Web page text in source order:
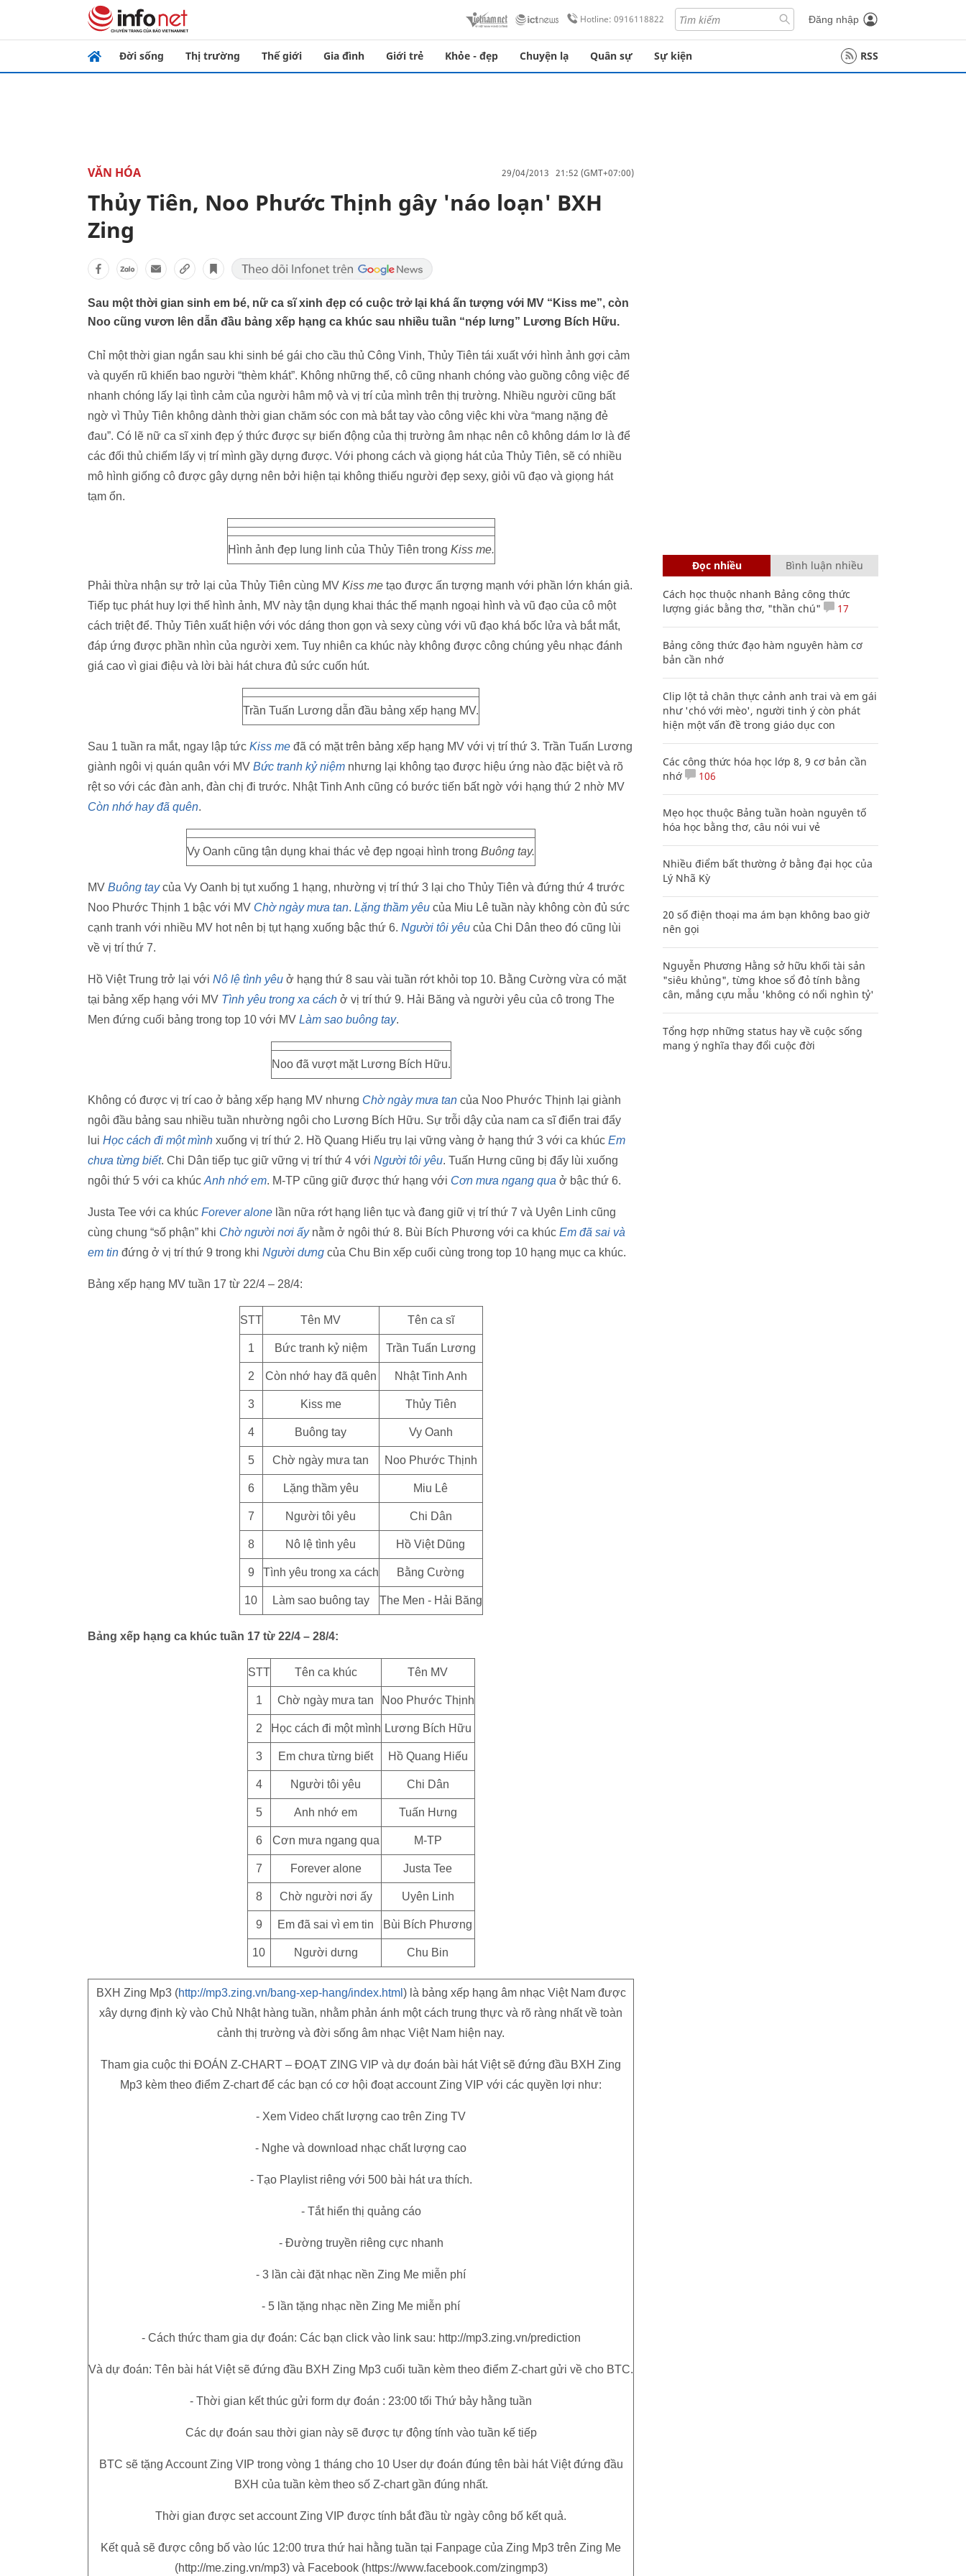
Hotline: 0916118822 Đăng nhập
Đời sống Thị trường Thế giới Gia đình Giới trẻ Khỏe - đẹp Chuyện lạ Quân sự Sự kiện RSS
VĂN HÓA 29/04/2013 21:52 (GMT+07:00)
Thủy Tiên, Noo Phước Thịnh gây 'náo loạn' BXH
Zing
Sau một thời gian sinh em bé, nữ ca sĩ xinh đẹp có cuộc trở lại khá ấn tượng với MV “Kiss me”, còn
Noo cũng vươn lên dẫn đầu bảng xếp hạng ca khúc sau nhiều tuần “nép lưng” Lương Bích Hữu.
Chỉ một thời gian ngắn sau khi sinh bé gái cho cầu thủ Công Vinh, Thủy Tiên tái xuất với hình ảnh gợi cảm
và quyến rũ khiến bao người “thèm khát”. Không những thế, cô cũng nhanh chóng vào guồng công việc để
nhanh chóng lấy lại tình cảm của người hâm mộ và vị trí của mình trên thị trường. Nhiều người cũng bất
ngờ vì Thủy Tiên không dành thời gian chăm sóc con mà bắt tay vào công việc khi vừa “mang nặng đẻ
đau”. Có lẽ nữ ca sĩ xinh đẹp ý thức được sự biến động của thị trường âm nhạc nên cô không dám lơ là để
các đối thủ chiếm lấy vị trí mình gầy dựng được. Với phong cách và giọng hát của Thủy Tiên, sẽ có nhiều
mô hình giống cô được gây dựng nên bởi hiện tại không thiếu người đẹp sexy, giỏi vũ đạo và giọng hát
tạm ổn.
Hình ảnh đẹp lung linh của Thủy Tiên trong Kiss me.
Phải thừa nhận sự trở lại của Thủy Tiên cùng MV Kiss me tạo được ấn tượng mạnh với phần lớn khán giả.
Tiếp tục phát huy lợi thế hình ảnh, MV này tận dụng khai thác thế mạnh ngoại hình và vũ đạo của cô một
cách triệt để. Thủy Tiên xuất hiện với vóc dáng thon gọn và sexy cùng với vũ đạo khá bốc lửa và bắt mắt,
đáp ứng được phần nhìn của người xem. Tuy nhiên ca khúc này không được công chúng yêu nhạc đánh
giá cao vì giai điệu và lời bài hát chưa đủ sức cuốn hút.
Trần Tuấn Lương dẫn đầu bảng xếp hạng MV.
Sau 1 tuần ra mắt, ngay lập tức Kiss me đã có mặt trên bảng xếp hạng MV với vị trí thứ 3. Trần Tuấn Lương
giành ngôi vị quán quân với MV Bức tranh kỷ niệm nhưng lại không tạo được hiệu ứng nào đặc biệt và rõ
rệt so với các đàn anh, đàn chị đi trước. Nhật Tinh Anh cũng có bước tiến bất ngờ với hạng thứ 2 nhờ MV
Còn nhớ hay đã quên.
Vy Oanh cũng tận dụng khai thác vẻ đẹp ngoại hình trong Buông tay.
MV Buông taycủa Vy Oanh bị tụt xuống 1 hạng, nhường vị trí thứ 3 lại cho Thủy Tiên và đứng thứ 4 trước
Noo Phước Thịnh 1 bậc với MV Chờ ngày mưa tan. Lặng thầm yêu của Miu Lê tuần này không còn đủ sức
cạnh tranh với nhiều MV hot nên bị tụt hạng xuống bậc thứ 6. Người tôi yêu của Chi Dân theo đó cũng lùi
về vị trí thứ 7.
Hồ Việt Trung trở lại với Nô lệ tình yêu ở hạng thứ 8 sau vài tuần rớt khỏi top 10. Bằng Cường vừa có mặt
tại bảng xếp hạng với MV Tình yêu trong xa cách ở vị trí thứ 9. Hải Băng và người yêu của cô trong The
Men đứng cuối bảng trong top 10 với MV Làm sao buông tay.
Noo đã vượt mặt Lương Bích Hữu.
Không có được vị trí cao ở bảng xếp hạng MV nhưng Chờ ngày mưa tan của Noo Phước Thịnh lại giành
ngôi đầu bảng sau nhiều tuần nhường ngôi cho Lương Bích Hữu. Sự trỗi dậy của nam ca sĩ điển trai đẩy
lui Học cách đi một mình xuống vị trí thứ 2. Hồ Quang Hiếu trụ lại vững vàng ở hạng thứ 3 với ca khúc Em
chưa từng biết. Chi Dân tiếp tục giữ vững vị trí thứ 4 với Người tôi yêu. Tuấn Hưng cũng bị đẩy lùi xuống
ngôi thứ 5 với ca khúc Anh nhớ em. M-TP cũng giữ được thứ hạng với Cơn mưa ngang qua ở bậc thứ 6.
Justa Tee với ca khúc Forever alone lần nữa rớt hạng liên tục và đang giữ vị trí thứ 7 và Uyên Linh cũng
cùng chung “số phận” khi Chờ người nơi ấynằm ở ngôi thứ 8. Bùi Bích Phương với ca khúc Em đã sai và
em tin đứng ở vị trí thứ 9 trong khi Người dưng của Chu Bin xếp cuối cùng trong top 10 hạng mục ca khúc.
Bảng xếp hạng MV tuần 17 từ 22/4 – 28/4:
STT Tên MV Tên ca sĩ
1 Bức tranh kỷ niệm Trần Tuấn Lương
2 Còn nhớ hay đã quên Nhật Tinh Anh
3 Kiss me Thủy Tiên
4 Buông tay Vy Oanh
5 Chờ ngày mưa tan Noo Phước Thịnh
6 Lặng thầm yêu Miu Lê
7 Người tôi yêu Chi Dân
8 Nô lệ tình yêu Hồ Việt Dũng
9 Tình yêu trong xa cách Bằng Cường
10 Làm sao buông tay The Men - Hải Băng
Bảng xếp hạng ca khúc tuần 17 từ 22/4 – 28/4:
STT Tên ca khúc Tên MV
1 Chờ ngày mưa tan Noo Phước Thịnh
2 Học cách đi một mình Lương Bích Hữu
3 Em chưa từng biết Hồ Quang Hiếu
4 Người tôi yêu Chi Dân
5 Anh nhớ em Tuấn Hưng
6 Cơn mưa ngang qua M-TP
7 Forever alone Justa Tee
8 Chờ người nơi ấy Uyên Linh
9 Em đã sai vì em tin Bùi Bích Phương
10 Người dưng Chu Bin
BXH Zing Mp3 (http://mp3.zing.vn/bang-xep-hang/index.html ) là bảng xếp hạng âm nhạc Việt Nam được
xây dựng định kỳ vào Chủ Nhật hàng tuần, nhằm phản ánh một cách trung thực và rõ ràng nhất về toàn
cảnh thị trường và đời sống âm nhạc Việt Nam hiện nay.
Tham gia cuộc thi ĐOÁN Z-CHART – ĐOẠT ZING VIP và dự đoán bài hát Việt sẽ đứng đầu BXH Zing
Mp3 kèm theo điểm Z-chart để các bạn có cơ hội đoạt account Zing VIP với các quyền lợi như:
- Xem Video chất lượng cao trên Zing TV
- Nghe và download nhạc chất lượng cao
- Tạo Playlist riêng với 500 bài hát ưa thích.
- Tắt hiển thị quảng cáo
- Đường truyền riêng cực nhanh
- 3 lần cài đặt nhạc nền Zing Me miễn phí
- 5 lần tặng nhạc nền Zing Me miễn phí
- Cách thức tham gia dự đoán: Các bạn click vào link sau: http://mp3.zing.vn/prediction
Và dự đoán: Tên bài hát Việt sẽ đứng đầu BXH Zing Mp3 cuối tuần kèm theo điểm Z-chart gửi về cho BTC.
- Thời gian kết thúc gửi form dự đoán : 23:00 tối Thứ bảy hằng tuần
Các dự đoán sau thời gian này sẽ được tự động tính vào tuần kế tiếp
BTC sẽ tặng Account Zing VIP trong vòng 1 tháng cho 10 User dự đoán đúng tên bài hát Việt đứng đầu
BXH của tuần kèm theo số Z-chart gần đúng nhất.
Thời gian được set account Zing VIP được tính bắt đầu từ ngày công bố kết quả.
Kết quả sẽ được công bố vào lúc 12:00 trưa thứ hai hằng tuần tại Fanpage của Zing Mp3 trên Zing Me
(http://me.zing.vn/mp3) và Facebook (https://www.facebook.com/zingmp3)
Đọc nhiều Bình luận nhiều
Cách học thuộc nhanh Bảng công thức
lượng giác bằng thơ, "thần chú"
17
Bảng công thức đạo hàm nguyên hàm cơ
bản cần nhớ
Clip lột tả chân thực cảnh anh trai và em gái
như 'chó với mèo', người tinh ý còn phát
hiện một vấn đề trong giáo dục con
Các công thức hóa học lớp 8, 9 cơ bản cần
nhớ
106
Mẹo học thuộc Bảng tuần hoàn nguyên tố
hóa học bằng thơ, câu nói vui vẻ
Nhiều điểm bất thường ở bằng đại học của
Lý Nhã Kỳ
20 số điện thoại ma ám bạn không bao giờ
nên gọi
Nguyễn Phương Hằng sở hữu khối tài sản
"siêu khủng", từng khoe sổ đỏ tính bằng
cân, mắng cựu mẫu 'không có nổi nghìn tỷ'
Tổng hợp những status hay về cuộc sống
mang ý nghĩa thay đổi cuộc đời